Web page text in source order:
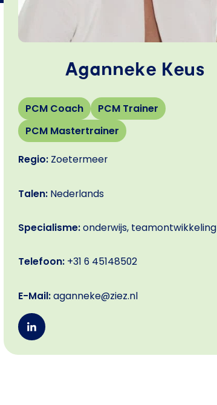
Aganneke Keus
PCM Coach
PCM Trainer
PCM Mastertrainer
Regio: Zoetermeer
Talen: Nederlands
Specialisme:onderwijs, teamontwikkeling
Telefoon: +31 6 45148502
E-Mail:aganneke@ziez.nl